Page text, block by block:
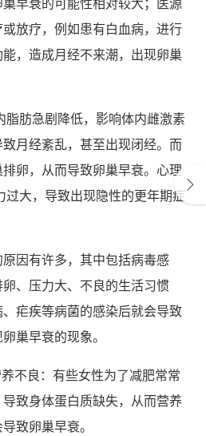
放疗，例如患有白血病，进行
，造成月经不来潮，出现卵巢
脂肪急剧降低，影响体内雌激素
月经紊乱，甚至出现闭经。而
卵，从而导致卵巢早衰。心理
过大，导致出现隐性的更年期症
因有许多，其中包括病毒感
、压力大、不良的生活习惯
疟疾等病菌的感染后就会导致
巢早衰的现象。
不良：有些女性为了减肥常常
致身体蛋白质缺失，从而营养
致卵巢早衰。